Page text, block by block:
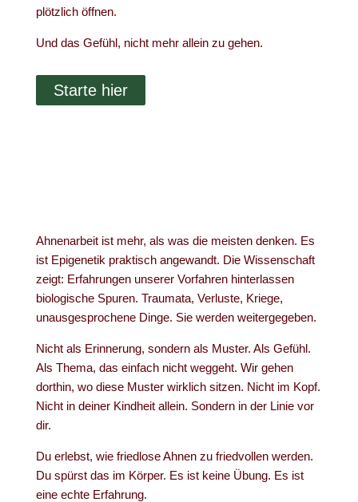
plötzlich öffnen.
Und das Gefühl, nicht mehr allein zu gehen.
Starte hier
Ahnenarbeit ist mehr, als was die meisten denken. Es
ist Epigenetik praktisch angewandt. Die Wissenschaft
zeigt: Erfahrungen unserer Vorfahren hinterlassen
biologische Spuren. Traumata, Verluste, Kriege,
unausgesprochene Dinge. Sie werden weitergegeben.
Nicht als Erinnerung, sondern als Muster. Als Gefühl.
Als Thema, das einfach nicht weggeht. Wir gehen
dorthin, wo diese Muster wirklich sitzen. Nicht im Kopf.
Nicht in deiner Kindheit allein. Sondern in der Linie vor
dir.
Du erlebst, wie friedlose Ahnen zu friedvollen werden.
Du spürst das im Körper. Es ist keine Übung. Es ist
eine echte Erfahrung.